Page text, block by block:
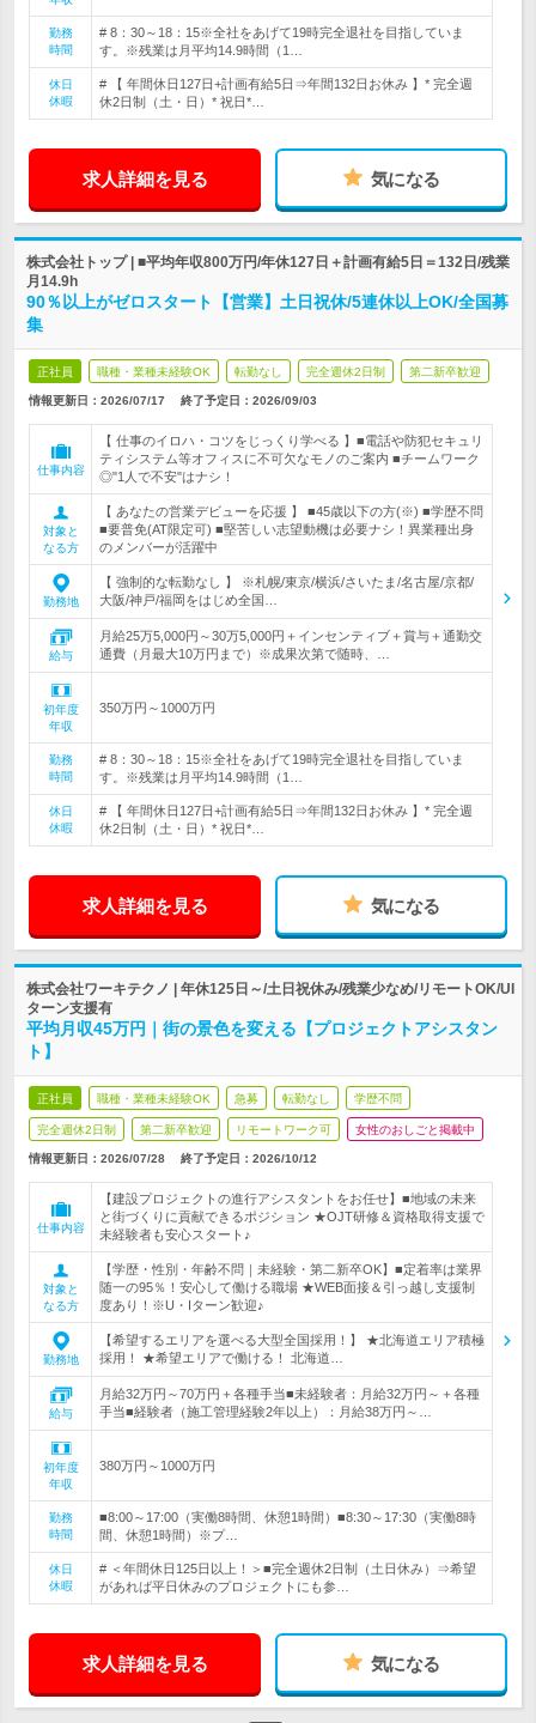
勤務
時間
# 8：30～18：15※全社をあげて19時完全退社を目指していま
す。※残業は月平均14.9時間（1…
休日
休暇
# 【 年間休日127日+計画有給5日⇒年間132日お休み 】* 完全週
休2日制（土・日）* 祝日*…
求人詳細を見る 気になる
株式会社トップ | ■平均年収800万円/年休127日＋計画有給5日＝132日/残業
月14.9h
90％以上がゼロスタート【営業】土日祝休/5連休以上OK/全国募
集
正社員 職種・業種未経験OK 転勤なし 完全週休2日制 第二新卒歓迎
情報更新日：2026/07/17 終了予定日： 2026/09/03
仕事内容
【 仕事のイロハ・コツをじっくり学べる 】■電話や防犯セキュリ
ティシステム等オフィスに不可欠なモノのご案内 ■チームワーク
◎"1人で不安"はナシ！
対象と
なる方
【 あなたの営業デビューを応援 】 ■45歳以下の方(※) ■学歴不問
■要普免(AT限定可) ■堅苦しい志望動機は必要ナシ！異業種出身
のメンバーが活躍中
勤務地
【 強制的な転勤なし 】 ※札幌/東京/横浜/さいたま/名古屋/京都/
大阪/神戸/福岡をはじめ全国…
給与
月給25万5,000円～30万5,000円＋インセンティブ＋賞与＋通勤交
通費（月最大10万円まで）※成果次第で随時、…
初年度
年収
350万円～1000万円
勤務
時間
# 8：30～18：15※全社をあげて19時完全退社を目指していま
す。※残業は月平均14.9時間（1…
休日
休暇
# 【 年間休日127日+計画有給5日⇒年間132日お休み 】* 完全週
休2日制（土・日）* 祝日*…
求人詳細を見る 気になる
株式会社ワーキテクノ | 年休125日～/土日祝休み/残業少なめ/リモートOK/UI
ターン支援有
平均月収45万円｜街の景色を変える【プロジェクトアシスタン
ト】
正社員 職種・業種未経験OK 急募 転勤なし 学歴不問
完全週休2日制 第二新卒歓迎 リモートワーク可 女性のおしごと掲載中
情報更新日：2026/07/28 終了予定日： 2026/10/12
仕事内容
【建設プロジェクトの進行アシスタントをお任せ】■地域の未来
と街づくりに貢献できるポジション ★OJT研修＆資格取得支援で
未経験者も安心スタート♪
対象と
なる方
【学歴・性別・年齢不問｜未経験・第二新卒OK】■定着率は業界
随一の95％！安心して働ける職場 ★WEB面接＆引っ越し支援制
度あり！※U・Iターン歓迎♪
勤務地
【希望するエリアを選べる大型全国採用！】 ★北海道エリア積極
採用！ ★希望エリアで働ける！ 北海道…
給与
月給32万円～70万円＋各種手当■未経験者：月給32万円～＋各種
手当■経験者（施工管理経験2年以上）：月給38万円～…
初年度
年収
380万円～1000万円
勤務
時間
■8:00～17:00（実働8時間、休憩1時間）■8:30～17:30（実働8時
間、休憩1時間）※プ…
休日
休暇
# ＜年間休日125日以上！＞■完全週休2日制（土日休み）⇒希望
があれば平日休みのプロジェクトにも参…
求人詳細を見る 気になる